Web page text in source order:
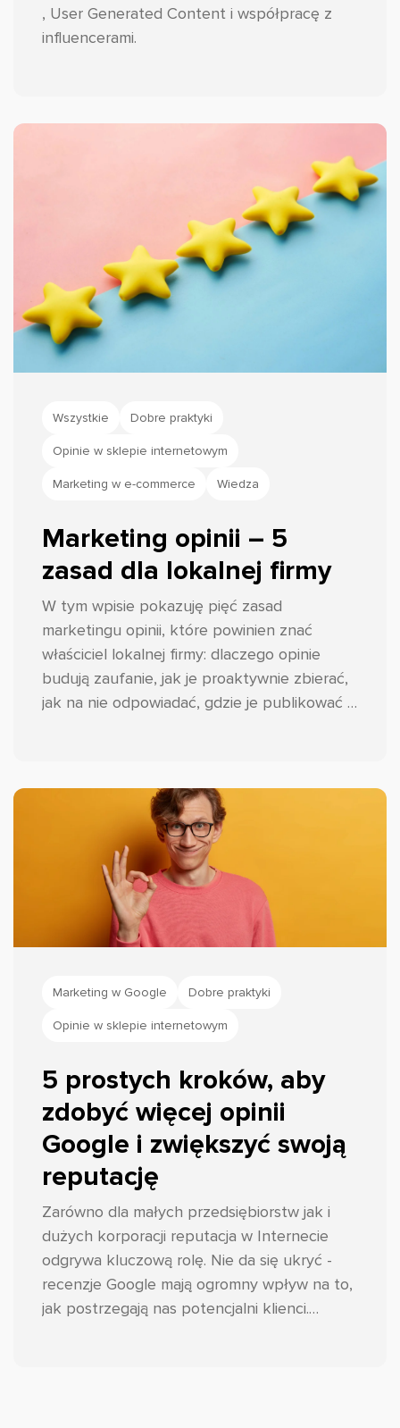
, User Generated Content i współpracę z
influencerami.
Wszystkie Dobre praktyki
Opinie w sklepie internetowym
Marketing w e-commerce Wiedza
Marketing opinii – 5
zasad dla lokalnej firmy
W tym wpisie pokazuję pięć zasad
marketingu opinii, które powinien znać
właściciel lokalnej firmy: dlaczego opinie
budują zaufanie, jak je proaktywnie zbierać,
jak na nie odpowiadać, gdzie je publikować i
fryzjerskiego Piotra Sierpińskiego, a dane
liczbowe na badaniu BrightLocal Local
Consumer Review Survey 2025.
Marketing w Google Dobre praktyki
Opinie w sklepie internetowym
5 prostych kroków, aby
zdobyć więcej opinii
Google i zwiększyć swoją
reputację
Zarówno dla małych przedsiębiorstw jak i
dużych korporacji reputacja w Internecie
odgrywa kluczową rolę. Nie da się ukryć -
recenzje Google mają ogromny wpływ na to,
jak postrzegają nas potencjalni klienci.